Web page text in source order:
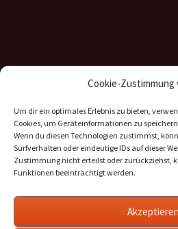
Cookie-Zustimmung
Um dir ein optimales Erlebnis zu bieten,
Cookies, um Geräteinformationen zu
Wenn du diesen Technologien zustimmst,
Surfverhalten oder eindeutige IDs auf dieser
Zustimmung nicht erteilst oder zurückziehst,
Funktionen beeinträchtigt werden.
Akzeptieren
Archiv
Informationen
Datenschutz